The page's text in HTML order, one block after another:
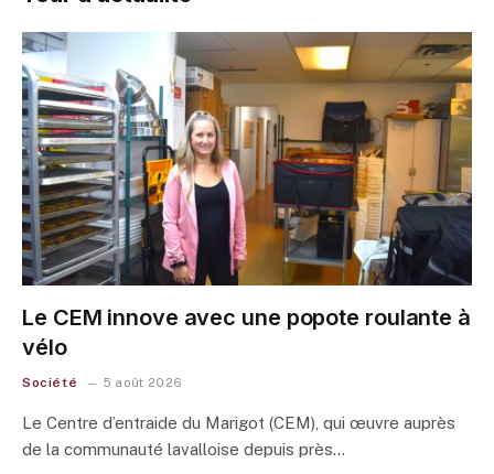
Le CEM innove avec une popote roulante à
vélo
Société 5 août 2026
Le Centre d’entraide du Marigot (CEM), qui œuvre auprès
de la communauté lavalloise depuis près…